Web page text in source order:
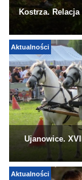
Kostrza.
Aktualności
Ujanowice.
Aktualności